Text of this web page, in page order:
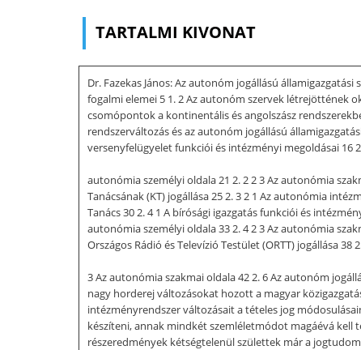
TARTALMI KIVONAT
Dr. Fazekas János: Az autonóm jogállású
fogalmi elemei 5 1. 2 Az autonóm szervek létrejöttének
csomópontok a kontinentális és angolszász
rendszerváltozás és az autonóm jogállású
versenyfelügyelet funkciói és intézményi megoldásai 16
autonómia személyi oldala 21 2. 2 2 3 Az autonómia
Tanácsának (KT) jogállása 25 2. 3 2 1 Az autonómia
Tanács 30 2. 4 1 A bírósági igazgatás funkciói és
autonómia személyi oldala 33 2. 4 2 3 Az autonómia
Országos Rádió és Televízió Testület (ORTT) jogállása
3 Az autonómia szakmai oldala 42 2. 6 Az autonóm
nagy horderej változásokat hozott a magyar
intézményrendszer változásait a tételes jog
készíteni, annak mindkét szemléletmódot magáévá kell
részeredmények kétségtelenül születtek már a